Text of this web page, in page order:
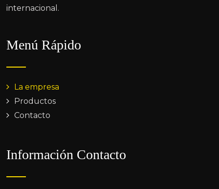
internacional.
Menú Rápido
La empresa
Productos
Contacto
Información Contacto